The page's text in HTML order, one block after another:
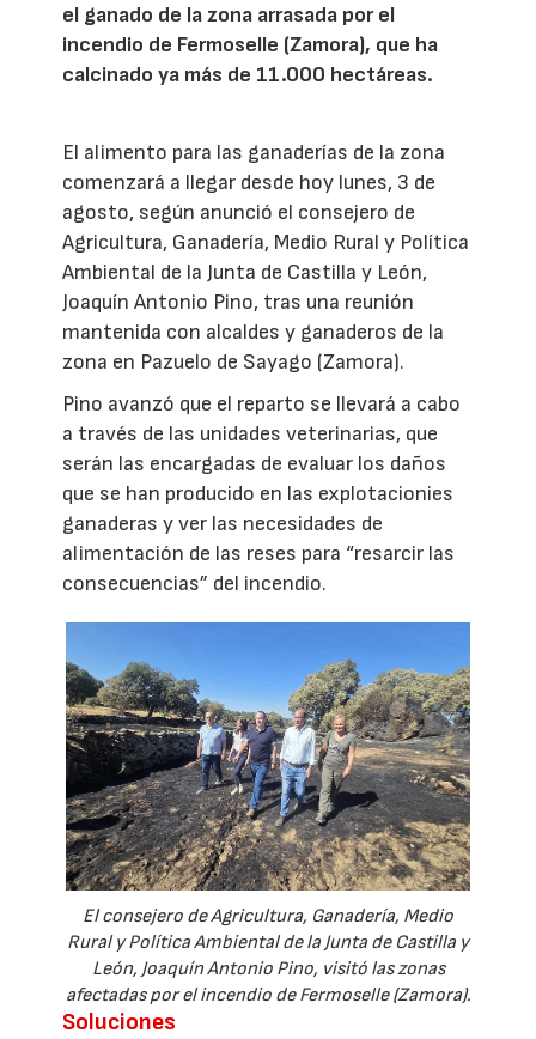
el ganado de la zona arrasada por el
incendio de Fermoselle (Zamora), que ha
calcinado ya más de 11.000 hectáreas.
El alimento para las ganaderías de la zona
comenzará a llegar desde hoy lunes, 3 de
agosto, según anunció el consejero de
Agricultura, Ganadería, Medio Rural y Política
Ambiental de la Junta de Castilla y León,
Joaquín Antonio Pino, tras una reunión
mantenida con alcaldes y ganaderos de la
zona en Pazuelo de Sayago (Zamora).
Pino avanzó que el reparto se llevará a cabo
a través de las unidades veterinarias, que
serán las encargadas de evaluar los daños
que se han producido en las explotacionies
ganaderas y ver las necesidades de
alimentación de las reses para “resarcir las
consecuencias” del incendio.
El consejero de Agricultura, Ganadería, Medio
Rural y Política Ambiental de la Junta de Castilla y
León, Joaquín Antonio Pino, visitó las zonas
afectadas por el incendio de Fermoselle (Zamora).
Soluciones